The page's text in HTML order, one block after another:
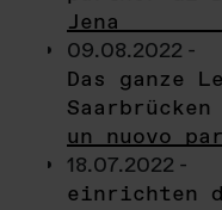
Jena
09.08.2022 -
Das ganze
un nuovo
18.07.2022 -
einrichten